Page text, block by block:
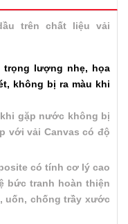
trên chất liệu vải
trọng lượng nhẹ, họa
không bị ra màu khi
gặp nước không bị
với vải Canvas có độ
có tính cơ lý cao
bức tranh hoàn thiện
uốn, chống trầy xước